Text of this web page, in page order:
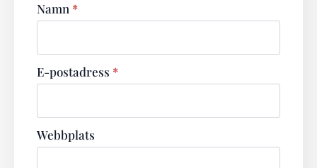
Namn *
E-postadress *
Webbplats